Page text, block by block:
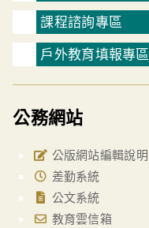
課程諮詢專區
戶外教育填報專區
公務網站
公版網站編輯說明
差勤系統
公文系統
教育雲信箱